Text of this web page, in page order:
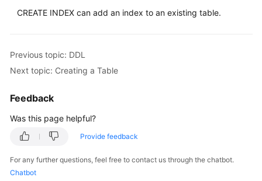
CREATE INDEX can add an index to an existing table.
Previous topic: DDL
Next topic: Creating a Table
Feedback
Was this page helpful?
Provide feedback
For any further questions, feel free to contact us through the chatbot.
Chatbot